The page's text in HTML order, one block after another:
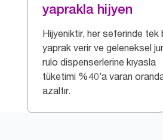
yaprakla hijyen
Hijyeniktir, her seferinde tek
yaprak verir ve geleneksel
rulo dispenserlerine kıyasla
tüketimi %40’a varan
azaltır.